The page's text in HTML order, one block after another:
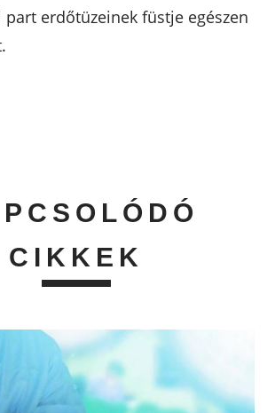
erdőtüzeinek füstje egészen
CIKKEK